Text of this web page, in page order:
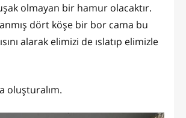
olmayan bir hamur olacaktır.
dört köşe bir bor cama bu
alarak elimizi de ıslatıp elimizle
oluşturalım.